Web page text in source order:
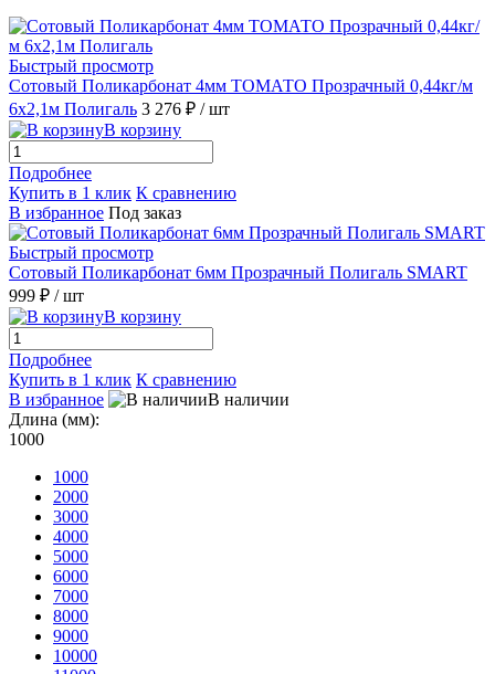
Быстрый просмотр
Сотовый Поликарбонат 4мм ТОМАТО Прозрачный 0,44кг/м
6х2,1м Полигаль 3 276 ₽ / шт
В корзину
Подробнее
Купить в 1 клик К сравнению
В избранное Под заказ
Быстрый просмотр
Сотовый Поликарбонат 6мм Прозрачный Полигаль SMART
999 ₽ / шт
В корзину
Подробнее
Купить в 1 клик К сравнению
В избранное
В наличии
Длина (мм):
1000
1000
2000
3000
4000
5000
6000
7000
8000
9000
10000